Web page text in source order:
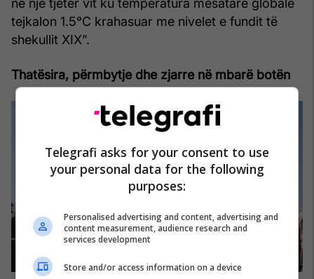
në një tjetër vit ku temperatura mesatare globale
tejkalon 1.5°C krahasuar me nivelet e fundit të
shekullit XIX”.
Thatësira, përmbytje dhe zjarre në mbarë botën
Telegrafi asks for your consent to use
your personal data for the following
purposes:
Personalised advertising and content, advertising and
content measurement, audience research and
services development
Store and/or access information on a device